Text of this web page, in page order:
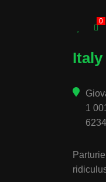
0
Italy
1